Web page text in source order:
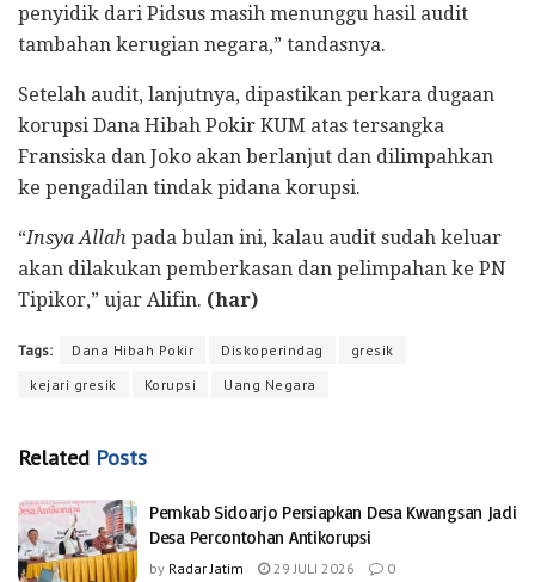
penyidik dari Pidsus masih menunggu hasil audit
tambahan kerugian negara,” tandasnya.
Setelah audit, lanjutnya, dipastikan perkara dugaan
korupsi Dana Hibah Pokir KUM atas tersangka
Fransiska dan Joko akan berlanjut dan dilimpahkan
ke pengadilan tindak pidana korupsi.
“Insya Allah pada bulan ini, kalau audit sudah keluar
akan dilakukan pemberkasan dan pelimpahan ke PN
Tipikor,” ujar Alifin. (har)
Tags: Dana Hibah Pokir Diskoperindag
gresik
kejari gresik
Korupsi Uang Negara
Related Posts
Pemkab Sidoarjo Persiapkan Desa Kwangsan Jadi
Desa Percontohan Antikorupsi
by Radar Jatim 29 JULI 2026 0